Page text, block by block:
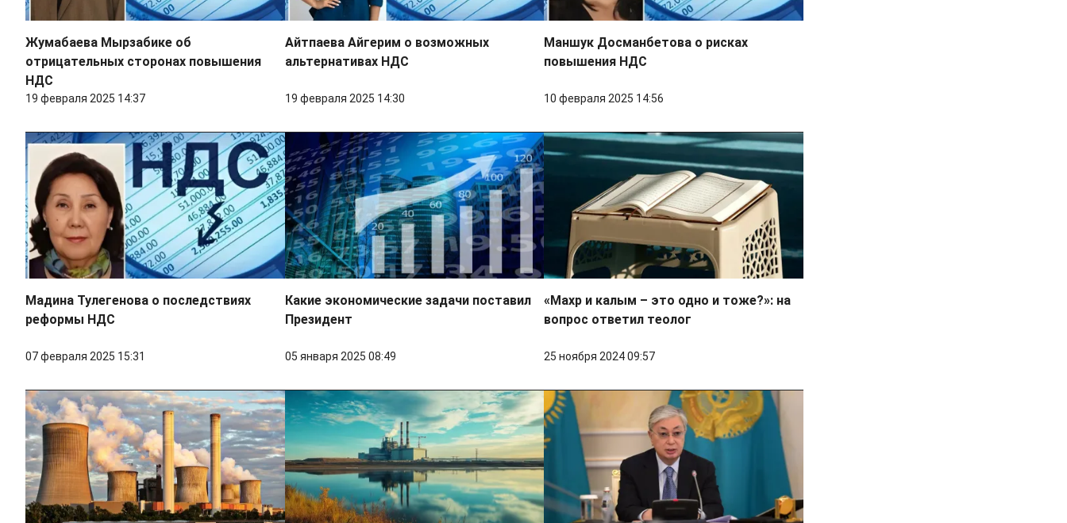
Жумабаева Мырзабике об
отрицательных сторонах повышения
НДС
19 февраля 2025 14:37
Айтпаева Айгерим о возможных
альтернативах НДС
19 февраля 2025 14:30
Маншук Досманбетова о рисках
повышения НДС
10 февраля 2025 14:56
Мадина Тулегенова о последствиях
реформы НДС
07 февраля 2025 15:31
Какие экономические задачи поставил
Президент
05 января 2025 08:49
«Махр и калым – это одно и тоже?»: на
вопрос ответил теолог
25 ноября 2024 09:57